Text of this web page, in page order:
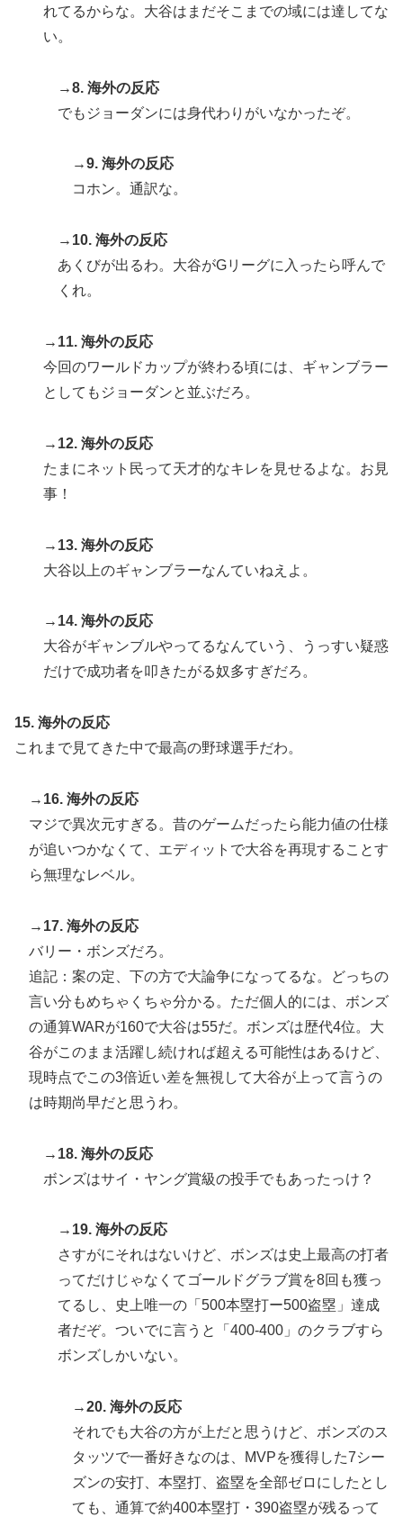
れてるからな。大谷はまだそこまでの域には達してな
い。
→8. 海外の反応
でもジョーダンには身代わりがいなかったぞ。
→9. 海外の反応
コホン。通訳な。
→10. 海外の反応
あくびが出るわ。大谷がGリーグに入ったら呼んで
くれ。
→11. 海外の反応
今回のワールドカップが終わる頃には、ギャンブラー
としてもジョーダンと並ぶだろ。
→12. 海外の反応
たまにネット民って天才的なキレを見せるよな。お見
事！
→13. 海外の反応
大谷以上のギャンブラーなんていねえよ。
→14. 海外の反応
大谷がギャンブルやってるなんていう、うっすい疑惑
だけで成功者を叩きたがる奴多すぎだろ。
15. 海外の反応
これまで見てきた中で最高の野球選手だわ。
→16. 海外の反応
マジで異次元すぎる。昔のゲームだったら能力値の仕様
が追いつかなくて、エディットで大谷を再現することす
ら無理なレベル。
→17. 海外の反応
バリー・ボンズだろ。
追記：案の定、下の方で大論争になってるな。どっちの
言い分もめちゃくちゃ分かる。ただ個人的には、ボンズ
の通算WARが160で大谷は55だ。ボンズは歴代4位。大
谷がこのまま活躍し続ければ超える可能性はあるけど、
現時点でこの3倍近い差を無視して大谷が上って言うの
は時期尚早だと思うわ。
→18. 海外の反応
ボンズはサイ・ヤング賞級の投手でもあったっけ？
→19. 海外の反応
さすがにそれはないけど、ボンズは史上最高の打者
ってだけじゃなくてゴールドグラブ賞を8回も獲っ
てるし、史上唯一の「500本塁打ー500盗塁」達成
者だぞ。ついでに言うと「400-400」のクラブすら
ボンズしかいない。
→20. 海外の反応
それでも大谷の方が上だと思うけど、ボンズのス
タッツで一番好きなのは、MVPを獲得した7シー
ズンの安打、本塁打、盗塁を全部ゼロにしたとし
ても、通算で約400本塁打・390盗塁が残るって